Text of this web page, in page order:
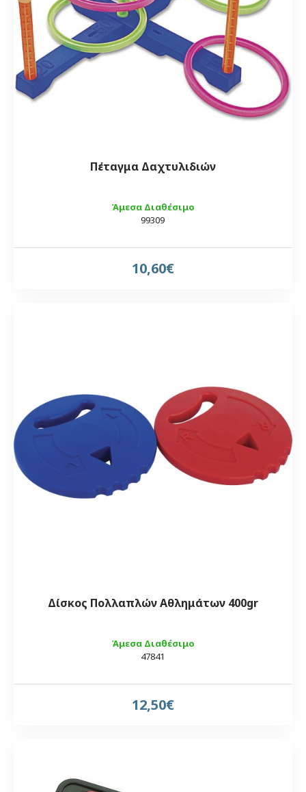
Άμεσα Διαθέσιμο
99309
Πέταγμα Δαχτυλιδιών
10,60€
Άμεσα Διαθέσιμο
47841
Δίσκος Πολλαπλών Αθλημάτων 400gr
12,50€